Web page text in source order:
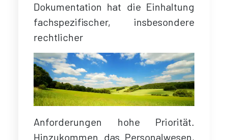
Dokumentation hat die Einhaltung
fachspezifischer, insbesondere
rechtlicher
Anforderungen hohe Priorität.
Hinzukommen das Personalwesen,